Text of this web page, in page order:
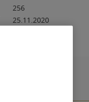
256
25.11.2020